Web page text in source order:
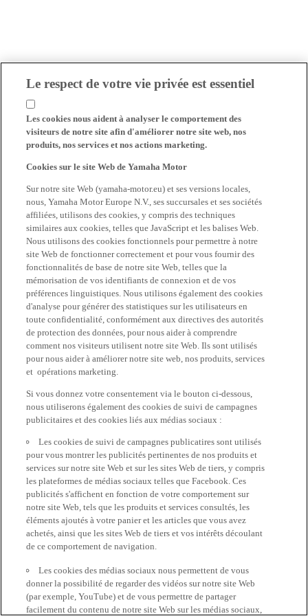
Le respect de votre vie privée est essentiel
Les cookies nous aident à analyser le comportement des
visiteurs de notre site afin d'améliorer notre site web, nos
produits, nos services et nos actions marketing.
Cookies sur le site Web de Yamaha Motor
Sur notre site Web (yamaha-motor.eu) et ses versions locales,
nous, Yamaha Motor Europe N.V., ses succursales et ses sociétés
affiliées, utilisons des cookies, y compris des techniques
similaires aux cookies, telles que JavaScript et les balises Web.
Nous utilisons des cookies fonctionnels pour permettre à notre
site Web de fonctionner correctement et pour vous fournir des
fonctionnalités de base de notre site Web, telles que la
mémorisation de vos identifiants de connexion et de vos
préférences linguistiques. Nous utilisons également des cookies
d'analyse pour générer des statistiques sur les utilisateurs en
toute confidentialité, conformément aux directives des autorités
de protection des données, pour nous aider à comprendre
comment nos visiteurs utilisent notre site Web. Ils sont utilisés
pour nous aider à améliorer notre site web, nos produits, services
et opérations marketing.
Si vous donnez votre consentement via le bouton ci-dessous,
nous utiliserons également des cookies de suivi de campagnes
publicitaires et des cookies liés aux médias sociaux :
Les cookies de suivi de campagnes publicatires sont utilisés
pour vous montrer les publicités pertinentes de nos produits et
services sur notre site Web et sur les sites Web de tiers, y compris
les plateformes de médias sociaux telles que Facebook. Ces
publicités s'affichent en fonction de votre comportement sur
notre site Web, tels que les produits et services consultés, les
éléments ajoutés à votre panier et les articles que vous avez
achetés, ainsi que les sites Web de tiers et vos intérêts découlant
de ce comportement de navigation.
Les cookies des médias sociaux nous permettent de vous
donner la possibilité de regarder des vidéos sur notre site Web
(par exemple, YouTube) et de vous permettre de partager
facilement du contenu de notre site Web sur les médias sociaux,